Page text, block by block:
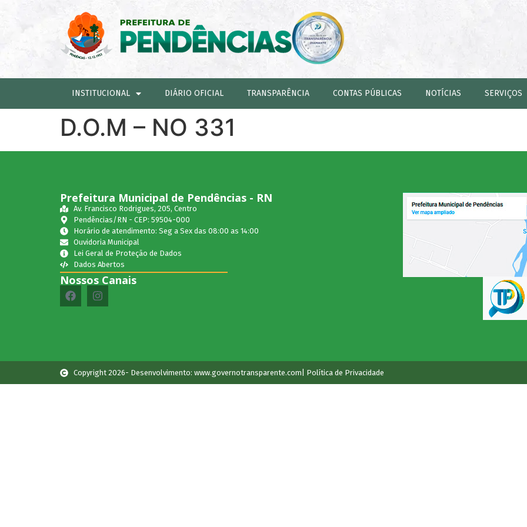
INSTITUCIONAL DIÁRIO OFICIAL TRANSPARÊNCIA CONTAS PÚBLICAS NOTÍCIAS SERVIÇOS
D.O.M – NO 331
Prefeitura Municipal de Pendências - RN
Av. Francisco Rodrigues, 205, Centro
Pendências/RN - CEP: 59504-000
Horário de atendimento: Seg a Sex das 08:00 as 14:00
Ouvidoria Municipal
Lei Geral de Proteção de Dados
Dados Abertos
Nossos Canais
Copyright 2026- Desenvolvimento: www.governotransparente.com | Política de Privacidade